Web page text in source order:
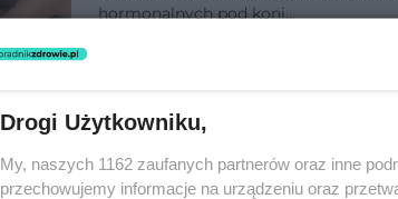
hormonalnych pod koni…
Drogi Użytkowniku,
My, naszych 1162 zaufanych partnerów oraz inne
przechowujemy informacje na urządzeniu oraz